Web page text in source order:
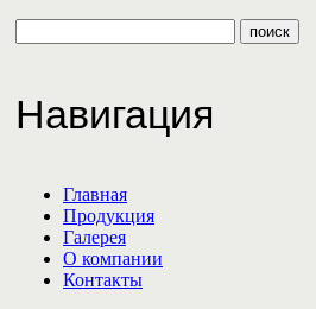
Навигация
Главная
Продукция
Галерея
О компании
Контакты